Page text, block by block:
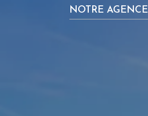
NOTRE AGENCE